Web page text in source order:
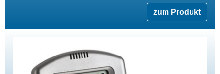
zum Produkt